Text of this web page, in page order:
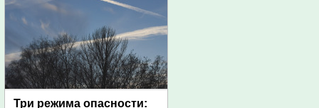
Три режима опасности: